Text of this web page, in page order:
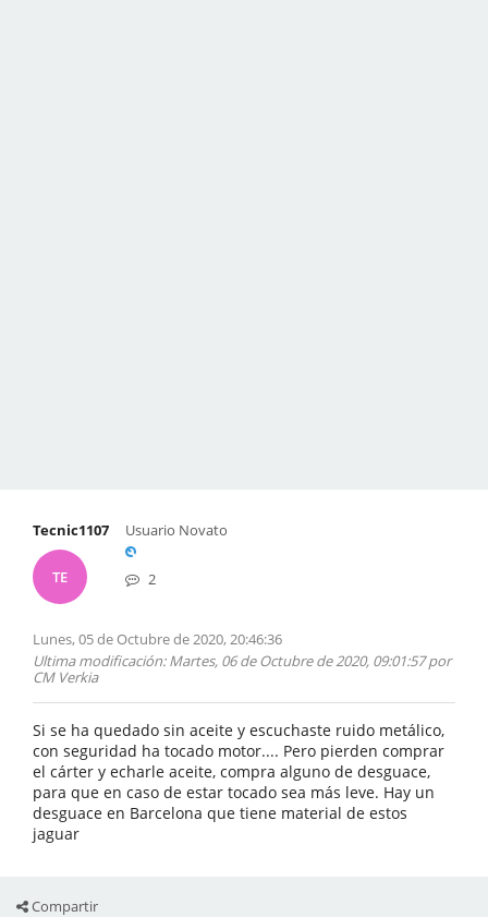
Tecnic1107
TE
Usuario Novato
2
Lunes, 05 de Octubre de 2020, 20:46:36
Ultima modificación: Martes, 06 de Octubre de 2020, 09:01:57 por
CM Verkia
Si se ha quedado sin aceite y escuchaste ruido metálico,
con seguridad ha tocado motor.... Pero pierden comprar
el cárter y echarle aceite, compra alguno de desguace,
para que en caso de estar tocado sea más leve. Hay un
desguace en Barcelona que tiene material de estos
jaguar
Compartir